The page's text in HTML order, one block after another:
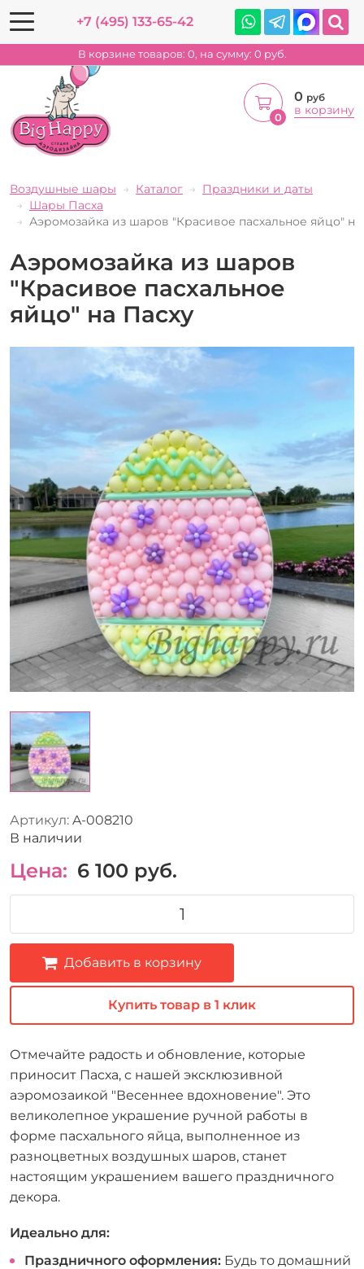
+7 (495) 133-65-42
В корзине товаров: 0, на сумму: 0 руб.
0
0 руб
в корзину
Воздушные шары Каталог
Праздники и даты
Шары Пасха
Аэромозайка из шаров "Красивое пасхальное яйцо" на
Аэромозайка из шаров
"Красивое пасхальное
яйцо" на Пасху
Артикул: A-008210
В наличии
Цена: 6 100 руб.
Добавить в корзину
Купить товар в 1 клик
Отмечайте радость и обновление, которые
приносит Пасха, с нашей эксклюзивной
аэромозаикой "Весеннее вдохновение". Это
великолепное украшение ручной работы в
форме пасхального яйца, выполненное из
разноцветных воздушных шаров, станет
настоящим украшением вашего праздничного
декора.
Идеально для:
Праздничного оформления: Будь то домашний